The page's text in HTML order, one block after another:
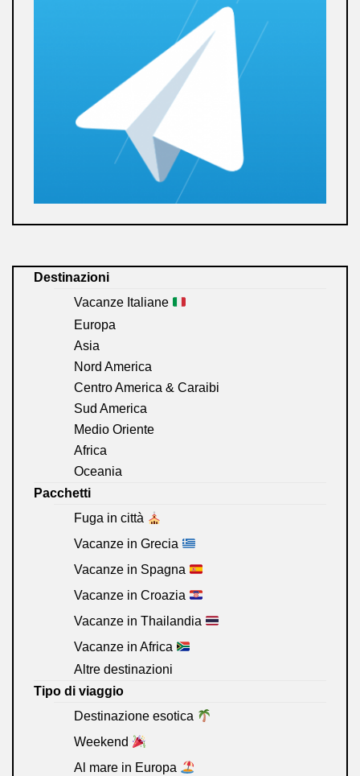
Destinazioni
Vacanze Italiane
Europa
Asia
Nord America
Centro America & Caraibi
Sud America
Medio Oriente
Africa
Oceania
Pacchetti
Fuga in città
Vacanze in Grecia
Vacanze in Spagna
Vacanze in Croazia
Vacanze in Thailandia
Vacanze in Africa
Altre destinazioni
Tipo di viaggio
Destinazione esotica
Weekend
Al mare in Europa